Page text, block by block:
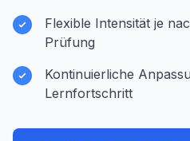
Flexible Intensität je
Prüfung
Kontinuierliche
Lernfortschritt